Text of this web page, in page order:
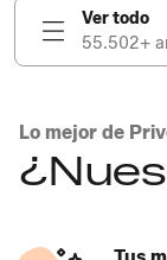
Ver todo
55.502+
Lo mejor de